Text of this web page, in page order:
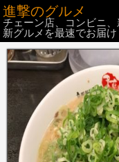
進撃のグルメ
チェーン店、コンビニ
新グルメを最速でお届け